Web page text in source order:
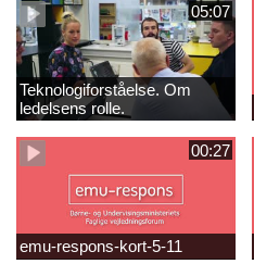
05:07
Teknologiforståelse. Om
ledelsens rolle.
Sofiendalskolen
00:27
emu-respons-kort-5-11